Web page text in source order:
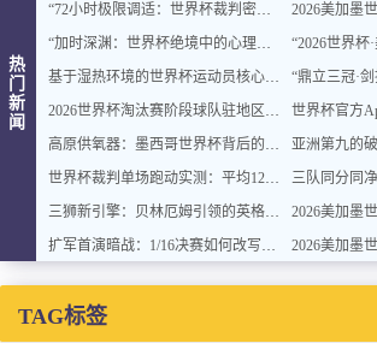
热
门
新
闻
“72小时极限调适：世界杯裁判密集执法周期的体能维护与疲劳对冲策略”
“加时深渊：世界杯绝境中的心理博弈”
基于湿热环境的世界杯运动员核心体温实时监测与自适应预警模型构建
2026世界杯淘汰赛阶段球队驻地区域布局与跨赛区航空运力协同调度策略优化
高原供氧器：墨西哥世界杯背后的无声英雄
世界杯裁判单场跑动实测：平均12公里的耐力考验
三狮新引擎：贝林厄姆引领的英格兰世界杯体系重塑
扩军首演暗战：1/16决赛如何改写北美世界杯的商业版图
“鼎立三冠·
TAG标签